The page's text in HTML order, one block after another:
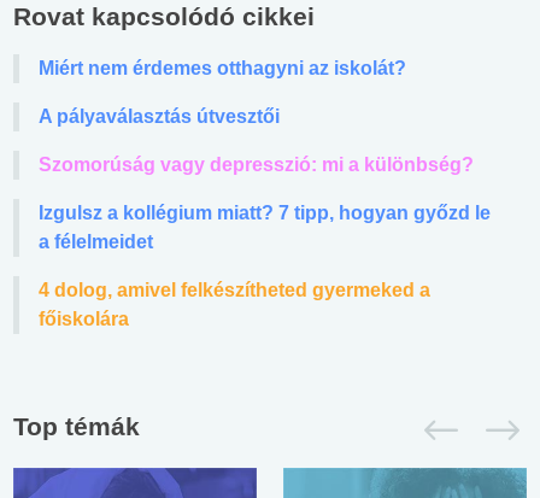
Rovat kapcsolódó cikkei
Miért nem érdemes otthagyni az iskolát?
A pályaválasztás útvesztői
Szomorúság vagy depresszió: mi a különbség?
Izgulsz a kollégium miatt? 7 tipp, hogyan győzd le
a félelmeidet
4 dolog, amivel felkészítheted gyermeked a
főiskolára
Top témák